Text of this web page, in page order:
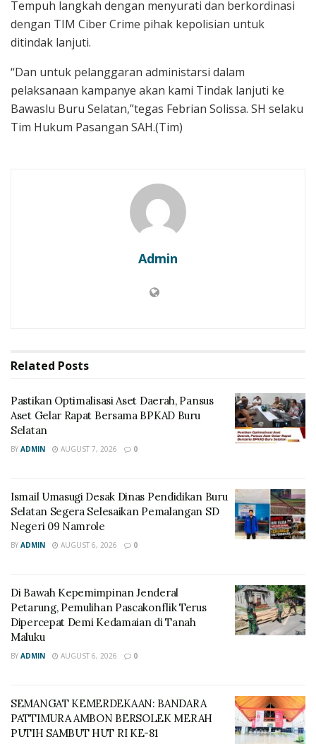
Tempuh langkah dengan menyurati dan berkordinasi
dengan TIM Ciber Crime pihak kepolisian untuk
ditindak lanjuti.
“Dan untuk pelanggaran administarsi dalam
pelaksanaan kampanye akan kami Tindak lanjuti ke
Bawaslu Buru Selatan,”tegas Febrian Solissa. SH selaku
Tim Hukum Pasangan SAH.(Tim)
Admin
Related Posts
Pastikan Optimalisasi Aset Daerah, Pansus
Aset Gelar Rapat Bersama BPKAD Buru
Selatan
BY ADMIN AUGUST 7, 2026 0
Ismail Umasugi Desak Dinas Pendidikan Buru
Selatan Segera Selesaikan Pemalangan SD
Negeri 09 Namrole
BY ADMIN AUGUST 6, 2026 0
Di Bawah Kepemimpinan Jenderal
Petarung, Pemulihan Pascakonflik Terus
Dipercepat Demi Kedamaian di Tanah
Maluku
BY ADMIN AUGUST 6, 2026 0
SEMANGAT KEMERDEKAAN: BANDARA
PATTIMURA AMBON BERSOLEK MERAH
PUTIH SAMBUT HUT RI KE-81